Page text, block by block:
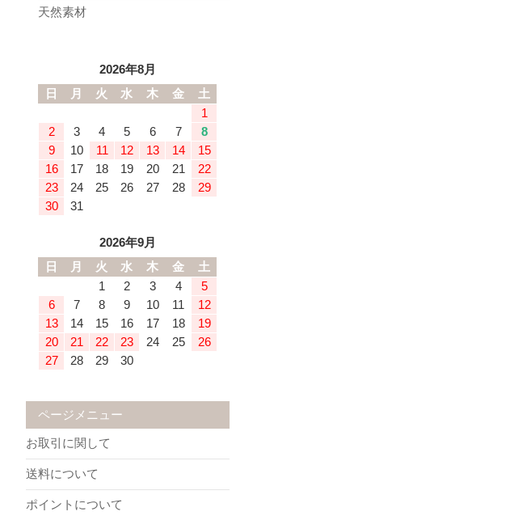
天然素材
2026年8月
日
月 火 水 木 金
土
1
2
3 4 5 6 7
8
9
10 11 12 13 14
15
16
17 18 19 20 21
22
23
24 25 26 27 28
29
30
31
2026年9月
日
月 火 水 木 金
土
1
2 3 4
5
6
7 8 9 10 11
12
13
14 15 16 17 18
19
20
21 22 23 24 25
26
27
28 29 30
ページメニュー
お取引に関して
送料について
ポイントについて